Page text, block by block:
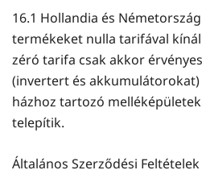
16.1 Hollandia és
termékeket nulla tarifával
zéró tarifa csak akkor
(invertert és akkumulátorokat)
házhoz tartozó
telepítik.
Általános Szerződési